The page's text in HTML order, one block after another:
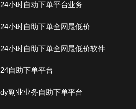
24小时自动下单平台业务
24小时自助下单全网最低价
24小时自助下单全网最低价软件
24自助下单平台
dy副业业务自助下单平台